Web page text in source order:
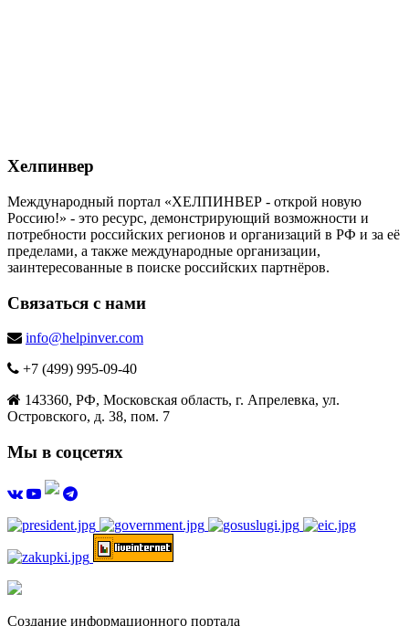
Хелпинвер
Международный портал «ХЕЛПИНВЕР - открой новую
Россию!» - это ресурс, демонстрирующий возможности и
потребности российских регионов и организаций в РФ и за её
пределами, а также международные организации,
заинтересованные в поиске российских партнёров.
Связаться с нами
info@helpinver.com
+7 (499) 995-09-40
143360, РФ, Московская область, г. Апрелевка, ул.
Островского, д. 38, пом. 7
Мы в соцсетях
Создание информационного портала